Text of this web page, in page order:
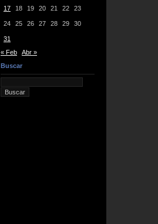
17 18 19 20 21 22 23
24 25 26 27 28 29 30
31
« Feb
Abr »
Buscar